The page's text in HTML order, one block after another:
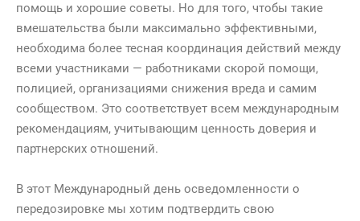
помощь и хорошие советы. Но для того, чтобы такие
вмешательства были максимально эффективными,
необходима более тесная координация действий между
всеми участниками — работниками скорой помощи,
полицией, организациями снижения вреда и самим
сообществом. Это соответствует всем международным
рекомендациям, учитывающим ценность доверия и
партнерских отношений.
В этот Международный день осведомленности о
передозировке мы хотим подтвердить свою